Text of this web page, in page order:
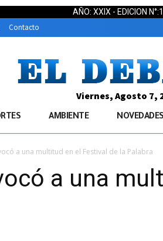
AÑO: XXIX - EDICION
Contacto
Viernes, Agosto 7,
AMBIENTE NOVEDADES
a una multitud en el Festival de la Palabra
a una